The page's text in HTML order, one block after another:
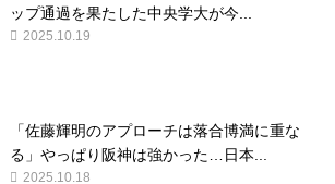
ップ通過を果たした中央学大が今...
2025.10.19
「佐藤輝明のアプローチは落合博満に重な
る」やっぱり阪神は強かった…日本...
2025.10.18